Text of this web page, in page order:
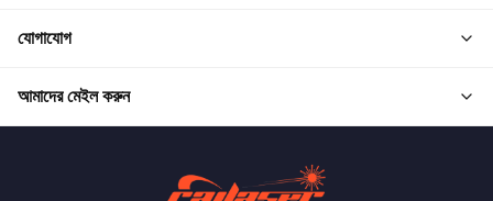
যোগাযোগ
আমাদের মেইল করুন